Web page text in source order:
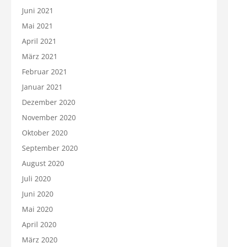
Juni 2021
Mai 2021
April 2021
März 2021
Februar 2021
Januar 2021
Dezember 2020
November 2020
Oktober 2020
September 2020
August 2020
Juli 2020
Juni 2020
Mai 2020
April 2020
März 2020